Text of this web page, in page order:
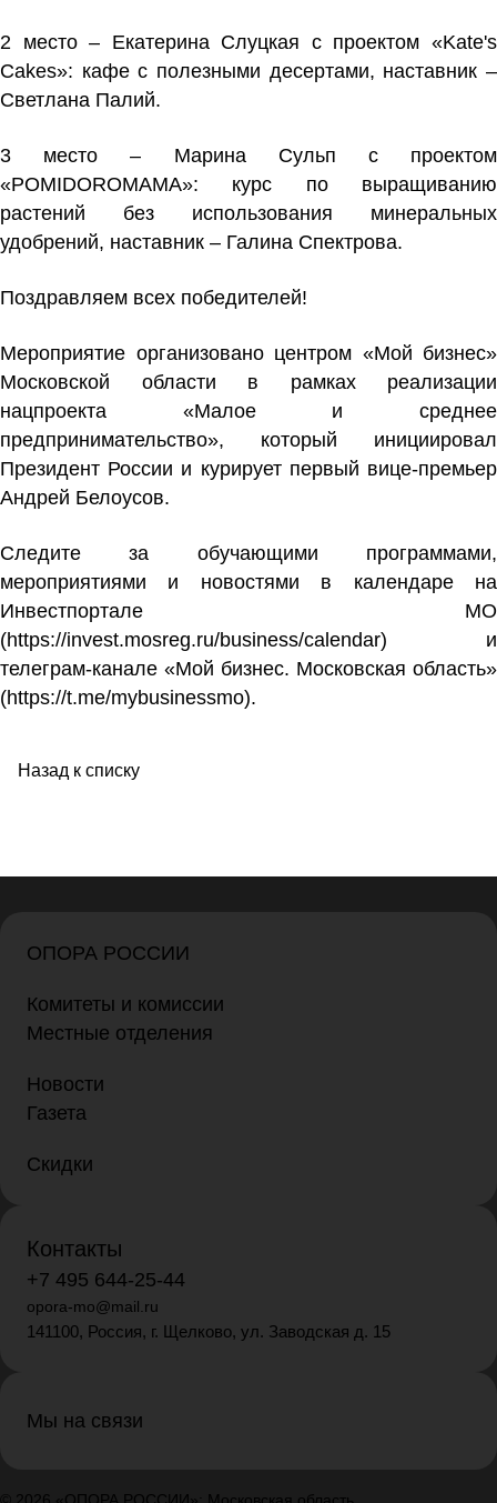
2 место – Екатерина Слуцкая с проектом «Kate's
Cakes»: кафе с полезными десертами, наставник –
Светлана Палий.
3 место – Марина Сульп с проектом
«POMIDOROMAMA»: курс по выращиванию
растений без использования минеральных
удобрений, наставник – Галина Спектрова.
Поздравляем всех победителей!
Мероприятие организовано центром «Мой бизнес»
Московской области в рамках реализации
нацпроекта «Малое и среднее
предпринимательство», который инициировал
Президент России и курирует первый вице-премьер
Андрей Белоусов.
Следите за обучающими программами,
мероприятиями и новостями в календаре на
Инвестпортале МО
(https://invest.mosreg.ru/business/calendar) и
телеграм-канале «Мой бизнес. Московская область»
(https://t.me/mybusinessmo).
Назад к списку
ОПОРА РОССИИ
Комитеты и комиссии
Местные отделения
Новости
Газета
Скидки
Контакты
+7 495 644-25-44
opora-mo@mail.ru
141100, Россия, г. Щелково, ул. Заводская д. 15
Мы на связи